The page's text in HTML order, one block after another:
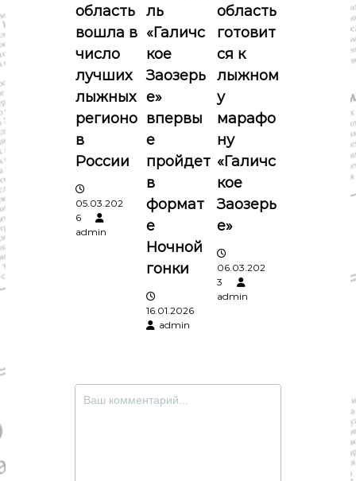
о
з
а
п
и
с
область
вошла в
число
лучших
лыжных
регионо
в
России
05.03.202
6
admin
ль
«Галичс
кое
Заозерь
е»
впервы
е
пройдет
в
формат
е
Ночной
гонки
16.01.2026
admin
область
готовит
ся к
лыжном
у
марафо
ну
«Галичс
кое
Заозерь
е»
06.03.202
3
admin